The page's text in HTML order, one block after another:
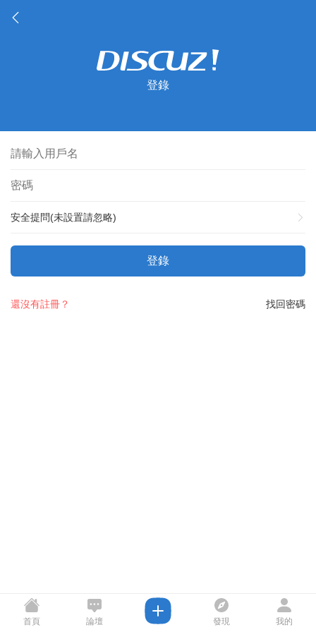
登錄
安全提問(未設置請忽略)
登錄
找回密碼
還沒有註冊？
首頁 論壇 發現 我的